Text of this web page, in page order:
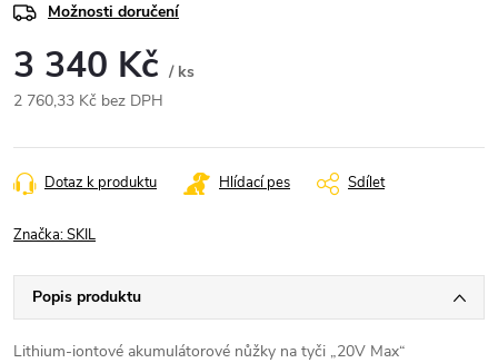
Možnosti doručení
3 340 Kč / ks
2 760,33 Kč bez DPH
cena:
Dotaz k produktu Hlídací pes Sdílet
Značka:SKIL
Popis produktu
Lithium-iontové akumulátorové nůžky na tyči „20V Max“